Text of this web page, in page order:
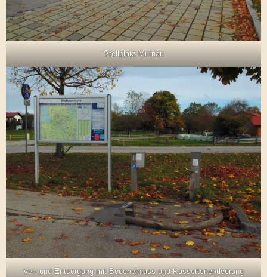
Stellplatz Murnau
Ver- und Entsorgung mit Bodeneinlass und Kassettenentleerung